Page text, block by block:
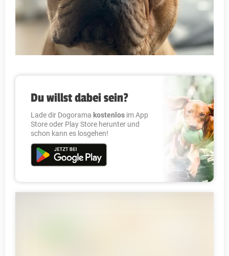
Du willst dabei sein?
Lade dir Dogorama kostenlos im App
Store oder Play Store herunter und
schon kann es losgehen!